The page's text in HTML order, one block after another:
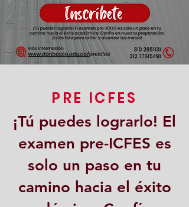
PRE ICFES
¡Tú puedes lograrlo! El
examen pre-ICFES es
solo un paso en tu
camino hacia el éxito